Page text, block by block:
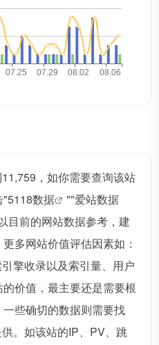
，如你需要查询该站
"5118数据 ""爱站数据
目前的网站数据参考，建
多网站价值评估因素如：
擎收录以及索引量、用户
价值，最主要还是需要根
些确切的数据则需要找
。如该站的IP、PV、跳